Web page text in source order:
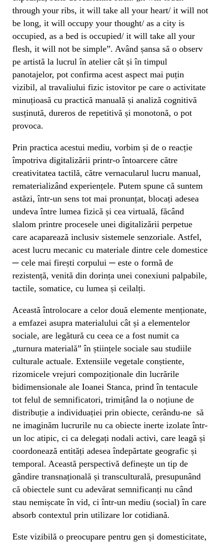
through your ribs, it will take all your heart/ it will not
be long, it will occupy your thought/ as a city is
occupied, as a bed is occupied/ it will take all your
flesh, it will not be simple”. Având șansa să o observ
pe artistă la lucrul în atelier cât și în timpul
panotajelor, pot confirma acest aspect mai puțin
vizibil, al travaliului fizic istovitor pe care o activitate
minuțioasă cu practică manuală și analiză cognitivă
susținută, dureros de repetitivă și monotonă, o pot
provoca.
Prin practica acestui mediu, vorbim și de o reacție
împotriva digitalizării printr-o întoarcere către
creativitatea tactilă, către vernacularul lucru manual,
rematerializând experiențele. Putem spune că suntem
astăzi, într-un sens tot mai pronunțat, blocați adesea
undeva între lumea fizică și cea virtuală, făcând
slalom printre procesele unei digitalizării perpetue
care acaparează inclusiv sistemele senzoriale. Astfel,
acest lucru mecanic cu materiale dintre cele domestice
─ cele mai firești corpului ─ este o formă de
rezistență, venită din dorința unei conexiuni palpabile,
tactile, somatice, cu lumea și ceilalți.
Această întrolocare a celor două elemente menționate,
a emfazei asupra materialului cât și a elementelor
sociale, are legătură cu ceea ce a fost numit ca
„turnura materială” în științele sociale sau studiile
culturale actuale. Extensiile vegetale conștiente,
rizomicele vrejuri compoziționale din lucrările
bidimensionale ale Ioanei Stanca, prind în tentacule
tot felul de semnificatori, trimițând la o noțiune de
distribuție a individuației prin obiecte, cerându-ne să
ne imaginăm lucrurile nu ca obiecte inerte izolate într-
un loc atipic, ci ca delegați nodali activi, care leagă și
coordonează entități adesea îndepărtate geografic și
temporal. Această perspectivă definește un tip de
gândire transnațională și transculturală, presupunând
că obiectele sunt cu adevărat semnificanți nu când
stau nemișcate în vid, ci într-un mediu (social) în care
absorb contextul prin utilizare lor cotidiană.
Este vizibilă o preocupare pentru gen și domesticitate,